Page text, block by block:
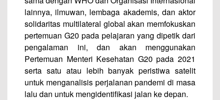
lainnya, ilmuwan, lembaga akademis, dan aktor
solidaritas multilateral global akan memfokuskan
pertemuan G20 pada pelajaran yang dipetik dari
pengalaman ini, dan akan menggunakan
Pertemuan Menteri Kesehatan G20 pada 2021
serta satu atau lebih banyak peristiwa satelit
untuk menganalisis perjalanan pandemi di masa
lalu dan untuk mengidentifikasi jalan ke depan.